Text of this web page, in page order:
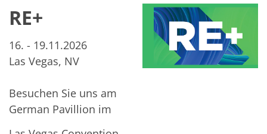
RE+
16. - 19.11.2026
Las Vegas, NV
Besuchen Sie uns am
German Pavillion im